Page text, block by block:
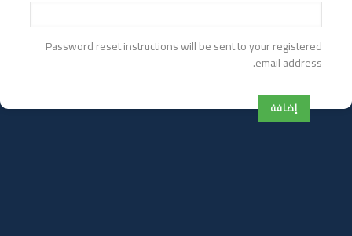
Password reset instructions will be sent to your registered
email address.